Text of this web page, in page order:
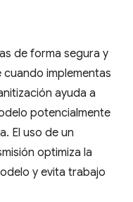
de forma segura y
implementas
ayuda a
potencialmente
El uso de un
optimiza la
y evita trabajo